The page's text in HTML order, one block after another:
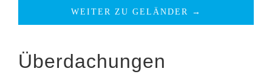
WEITER ZU GELÄNDER →
Überdachungen